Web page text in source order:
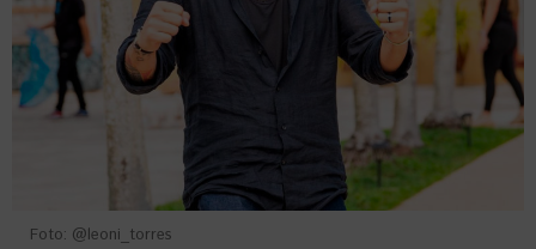
Foto: @leoni_torres